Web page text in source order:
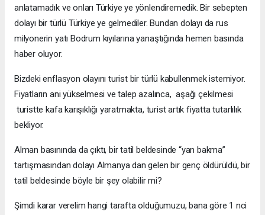
anlatamadık ve onları Türkiye ye yönlendiremedik. Bir sebepten
dolayı bir türlü Türkiye ye gelmediler. Bundan dolayı da rus
milyonerin yatı Bodrum kıyılarına yanaştığında hemen basında
haber oluyor.
Bizdeki enflasyon olayını turist bir türlü kabullenmek istemiyor.
Fiyatların ani yükselmesi ve talep azalınca, aşağı çekilmesi
turistte kafa karışıklığı yaratmakta, turist artık fiyatta tutarlılık
bekliyor.
Alman basınında da çıktı, bir tatil beldesinde “yan bakma”
tartışmasından dolayı Almanya dan gelen bir genç öldürüldü, bir
tatil beldesinde böyle bir şey olabilir mi?
Şimdi karar verelim hangi tarafta olduğumuzu, bana göre 1 nci